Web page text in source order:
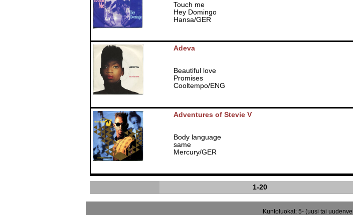
Touch me
Hey Domingo
Hansa/GER
Adeva
Beautiful love
Promises
Cooltempo/ENG
Adventures of Stevie V
Body language
same
Mercury/GER
1-20
Kuntoluokat: 5- (uusi tai